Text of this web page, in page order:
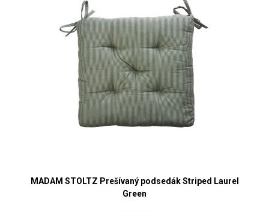
MADAM STOLTZ Prešívaný podsedák Striped Laurel
Green